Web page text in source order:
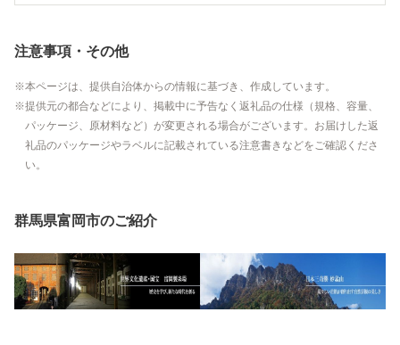
注意事項・その他
本ページは、提供自治体からの情報に基づき、作成しています。
提供元の都合などにより、掲載中に予告なく返礼品の仕様（規格、容量、
パッケージ、原材料など）が変更される場合がございます。お届けした返
礼品のパッケージやラベルに記載されている注意書きなどをご確認くださ
い。
群馬県富岡市のご紹介